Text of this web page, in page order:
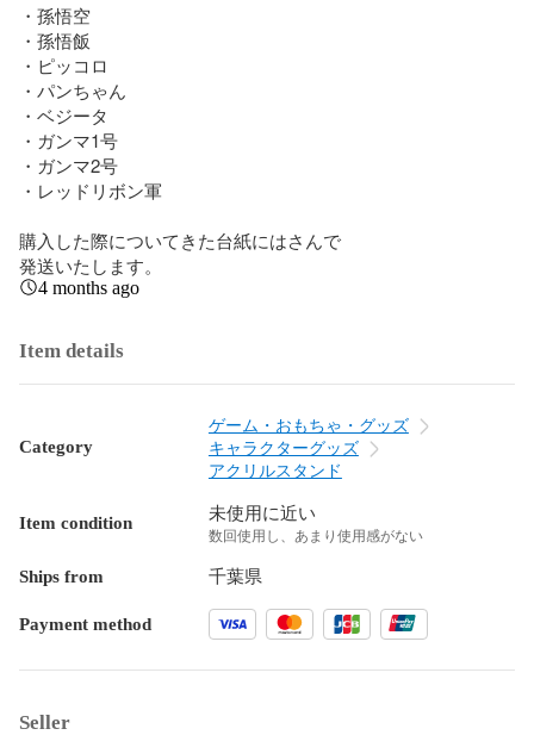
・孫悟空
・孫悟飯
・ピッコロ
・パンちゃん
・ベジータ
・ガンマ1号
・ガンマ2号
・レッドリボン軍
購入した際についてきた台紙にはさんで
発送いたします。
4 months ago
Item details
Category
ゲーム・おもちゃ・グッズ
キャラクターグッズ
アクリルスタンド
Item condition 未使用に近い
数回使用し、あまり使用感がない
Ships from 千葉県
Payment method
Seller